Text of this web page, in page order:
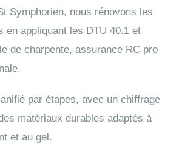
Symphorien, nous rénovons les
en appliquant les DTU 40.1 et
de charpente, assurance RC pro
par étapes, avec un chiffrage
matériaux durables adaptés à
et au gel.